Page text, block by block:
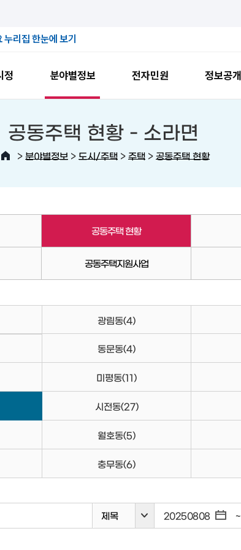
누리집 한눈에 보기
정 분야별정보 전자민원 정보공개
공동주택 현황 - 소라면
> 분야별정보 > 도시/주택 > 주택 > 공동주택 현황
공동주택 현황
공동주택지원사업
광림동(4)
동문동(4)
미평동(11)
시전동(27)
월호동(5)
충무동(6)
제목 ~